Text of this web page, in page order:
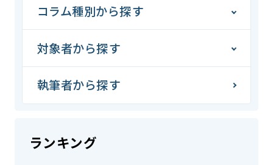
コラム種別から探す
対象者から探す
執筆者から探す
ランキング